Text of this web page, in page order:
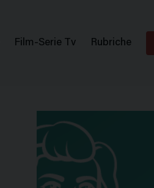
Film-Serie Tv Rubriche